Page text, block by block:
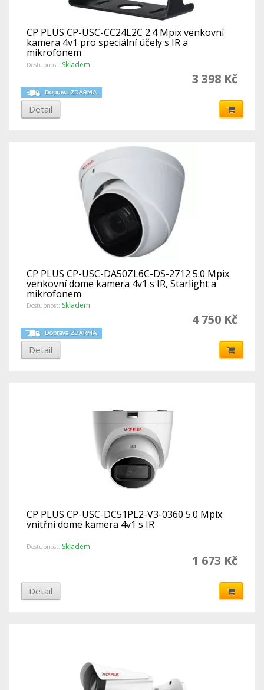
CP PLUS CP-USC-CC24L2C 2.4 Mpix venkovní
kamera 4v1 pro speciální účely s IR a
mikrofonem
Dostupnost: Skladem
3 398 Kč
Detail
CP PLUS CP-USC-DA50ZL6C-DS-2712 5.0 Mpix
venkovní dome kamera 4v1 s IR, Starlight a
mikrofonem
Dostupnost: Skladem
4 750 Kč
Detail
CP PLUS CP-USC-DC51PL2-V3-0360 5.0 Mpix
vnitřní dome kamera 4v1 s IR
Dostupnost: Skladem
1 673 Kč
Detail